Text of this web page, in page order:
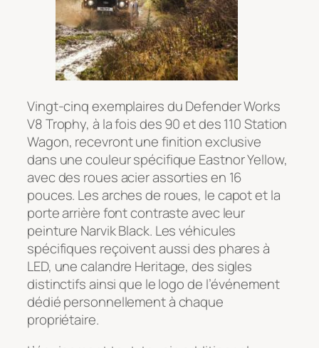
Vingt-cinq exemplaires du Defender Works
V8 Trophy, à la fois des 90 et des 110 Station
Wagon, recevront une finition exclusive
dans une couleur spécifique Eastnor Yellow,
avec des roues acier assorties en 16
pouces. Les arches de roues, le capot et la
porte arrière font contraste avec leur
peinture Narvik Black. Les véhicules
spécifiques reçoivent aussi des phares à
LED, une calandre Heritage, des sigles
distinctifs ainsi que le logo de l’événement
dédié personnellement à chaque
propriétaire.